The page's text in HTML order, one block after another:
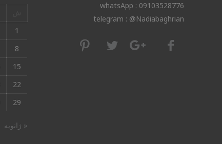
whatsApp : 09103528776
telegram : @Nadiabaghrian
1
8
15
22
29
« ژانویه